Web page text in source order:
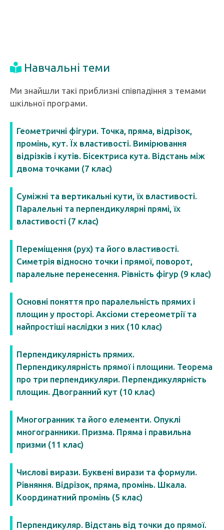
Навчальні теми
Ми знайшли такі приблизні співпадіння з темами
шкільної програми.
Геометричні фігури. Точка, пряма, відрізок,
промінь, кут. Їх властивості. Вимірювання
відрізків і кутів. Бісектриса кута. Відстань між
двома точками (7 клас)
Суміжні та вертикальні кути, їх властивості.
Паралельні та перпендикулярні прямі, їх
властивості (7 клас)
Переміщення (рух) та його властивості.
Симетрія відносно точки і прямої, поворот,
паралельне перенесення. Рівність фігур (9 клас)
Основні поняття про паралельність прямих і
площин у просторі. Аксіоми стереометрії та
найпростіші наслідки з них (10 клас)
Перпендикулярність прямих.
Перпендикулярність прямої і площини. Теорема
про три перпендикуляри. Перпендикулярність
площин. Двогранний кут (10 клас)
Многогранник та його елементи. Опуклі
многогранники. Призма. Пряма і правильна
призми (11 клас)
Числові вирази. Буквені вирази та формули.
Рівняння. Відрізок, пряма, промінь. Шкала.
Координатний промінь (5 клас)
Перпендикуляр. Відстань від точки до прямої.